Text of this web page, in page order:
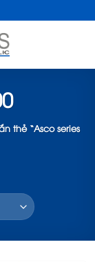
thẻ “Asco series